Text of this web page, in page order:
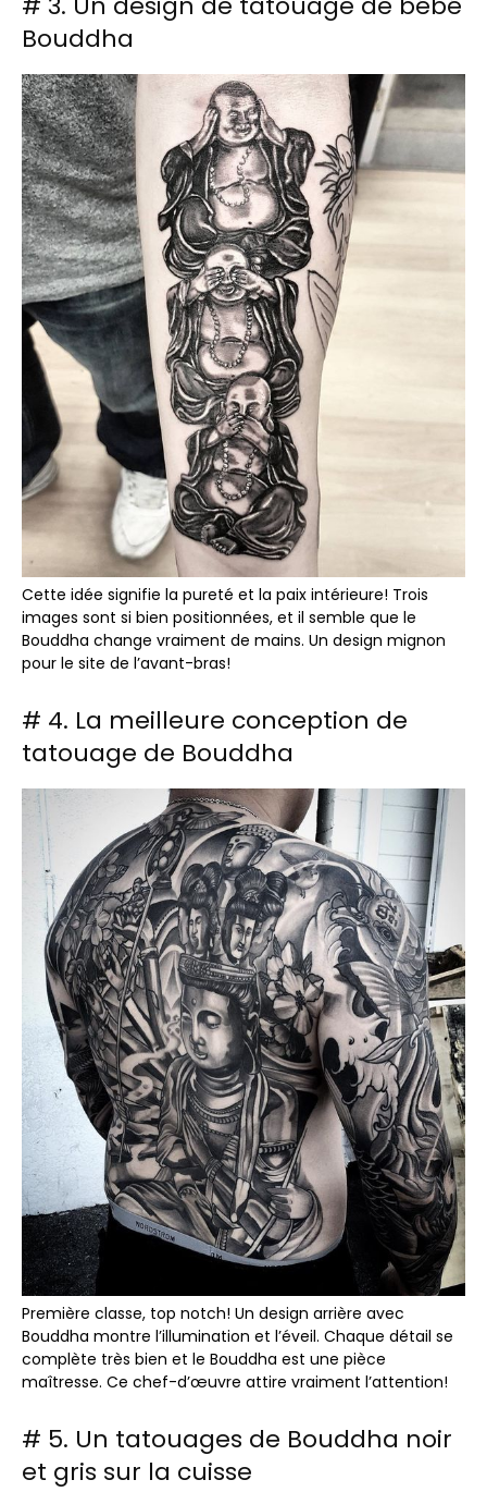
Bouddha
Cette idée signifie la pureté et la paix intérieure! Trois
images sont si bien positionnées, et il semble que le
Bouddha change vraiment de mains. Un design mignon
pour le site de l’avant-bras!
# 4. La meilleure conception de
tatouage de Bouddha
Première classe, top notch! Un design arrière avec
Bouddha montre l’illumination et l’éveil. Chaque détail se
complète très bien et le Bouddha est une pièce
maîtresse. Ce chef-d’œuvre attire vraiment l’attention!
# 5. Un tatouages ​​de Bouddha noir
et gris sur la cuisse